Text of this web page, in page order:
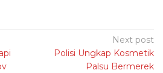
Next post
Polisi Ungkap Kosmetik
Palsu Bermerek